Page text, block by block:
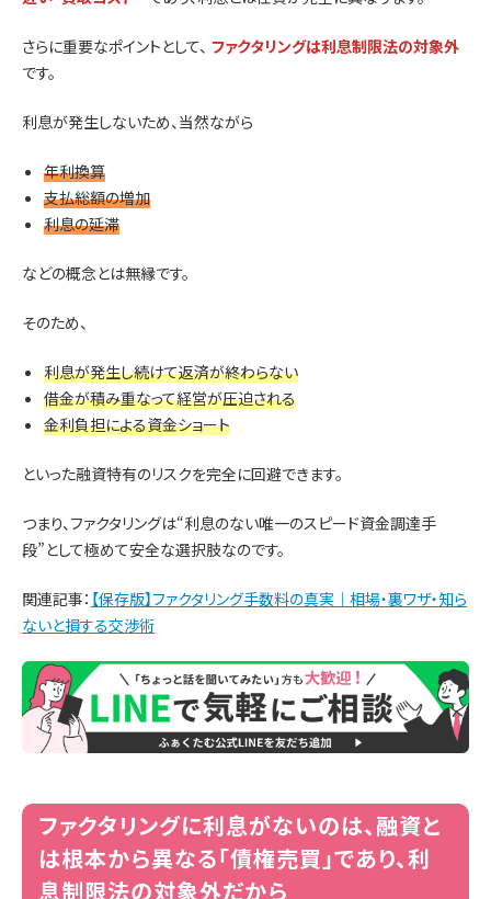
さらに重要なポイントとして、 ファクタリングは利息制限法の対象外
です。
利息が発生しないため、当然ながら
年利換算
支払総額の増加
利息の延滞
などの概念とは無縁です。
そのため、
利息が発生し続けて返済が終わらない
借金が積み重なって経営が圧迫される
金利負担による資金ショート
といった融資特有のリスクを完全に回避できます。
つまり、ファクタリングは“利息のない唯一のスピード資金調達手
段”として極めて安全な選択肢なのです。
関連記事： 【保存版】ファクタリング手数料の真実｜相場・裏ワザ・知ら
ないと損する交渉術
ファクタリングに利息がないのは、融資と
は根本から異なる「債権売買」であり、利
息制限法の対象外だから